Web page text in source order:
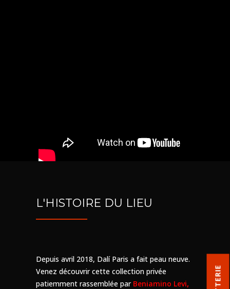
L'HISTOIRE DU LIEU
Depuis avril 2018, Dalí Paris a fait peau neuve.
Venez découvrir cette collection privée
patiemment rassemblée par Beniamino Levi,